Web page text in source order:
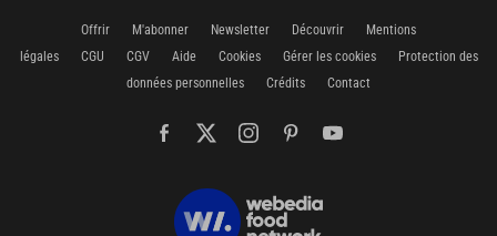
Offrir M'abonner Newsletter Découvrir
Mentions
légales
CGU CGV Aide Cookies Gérer les cookies
Protection des
données personnelles
Crédits Contact